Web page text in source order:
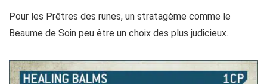
Pour les Prêtres des runes, un stratagème comme le
Beaume de Soin peu être un choix des plus judicieux.